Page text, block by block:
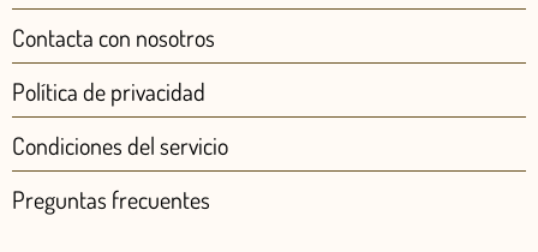
Contacta con nosotros
Política de privacidad
Condiciones del servicio
Preguntas frecuentes